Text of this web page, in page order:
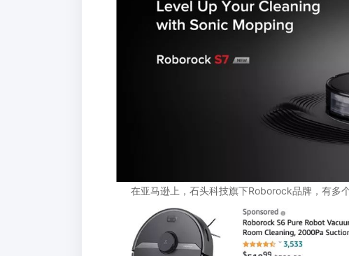
在亚马逊上，石头科技旗下Roborock品牌，有多